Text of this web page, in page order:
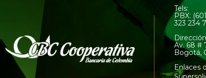
Tels:
PBX:
323 234
Av. 68 #
Bogotá,
Enlaces